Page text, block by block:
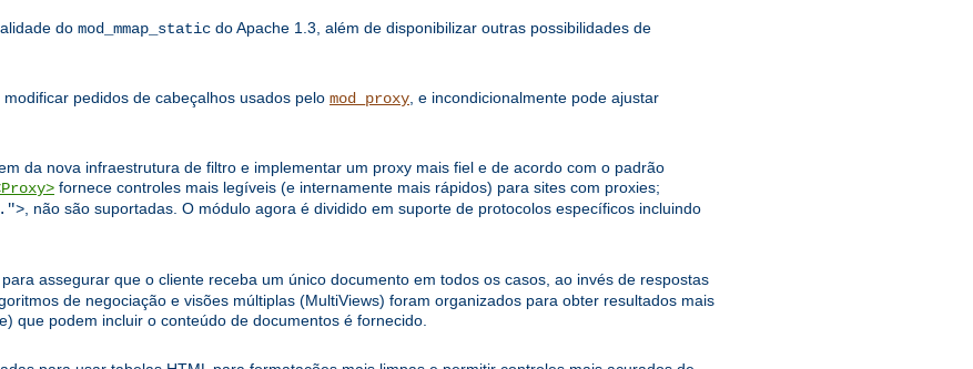
do mod_mmap_static do Apache 1.3, além de disponibilizar outras possibilidades de
pedidos de cabeçalhos usados pelo mod_proxy , e incondicionalmente pode ajustar
da nova infraestrutura de filtro e implementar um proxy mais fiel e de acordo com o padrão
fornece controles mais legíveis (e internamente mais rápidos) para sites com proxies;
, não são suportadas. O módulo agora é dividido em suporte de protocolos específicos incluindo
assegurar que o cliente receba um único documento em todos os casos, ao invés de respostas
de negociação e visões múltiplas (MultiViews) foram organizados para obter resultados mais
que podem incluir o conteúdo de documentos é fornecido.